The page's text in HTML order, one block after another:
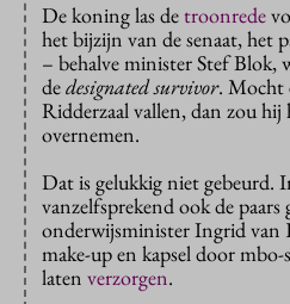
De koning las detroonrede
het bijzijn van de senaat, het
– behalve minister Stef Blok,
dedesignated survivor. Mocht
Ridderzaal vallen, dan zou hij
overnemen.
Dat is gelukkig niet gebeurd.
vanzelfsprekend ook de paars
onderwijsminister Ingrid van
make-up en kapsel door
laten verzorgen.